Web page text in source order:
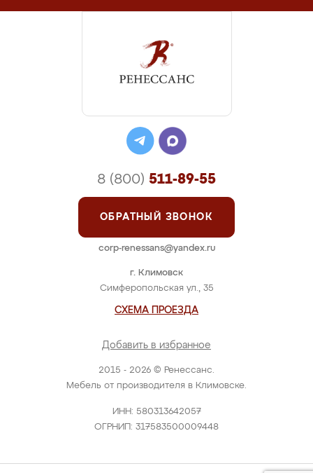
2015 - 2026 © Ренессанс.
Мебель от производителя в Климовске.
ИНН: 580313642057
ОГРНИП: 317583500009448
г. Климовск
Симферопольская ул., 35
СХЕМА ПРОЕЗДА
Добавить в избранное
8 (800) 511-89-55
ОБРАТНЫЙ ЗВОНОК
corp-renessans@yandex.ru